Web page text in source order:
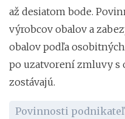
až desiatom bode.
výrobcov obalov a
obalov podľa
po uzatvorení zmluvy s
zostávajú.
Povinnosti